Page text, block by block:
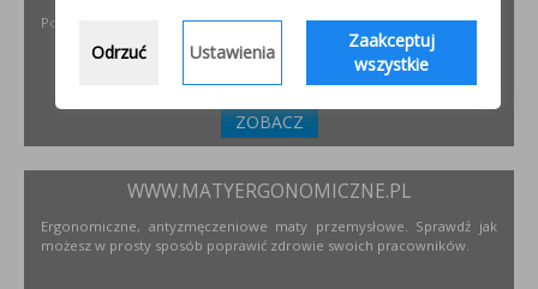
Polski producent materiałów ściernych dla przemysłu
ZOBACZ
WWW.MATYERGONOMICZNE.PL
Ergonomiczne, antyzmęczeniowe maty przemysłowe. Sprawdź jak
możesz w prosty sposób poprawić zdrowie swoich pracowników.
Odrzuć Ustawienia
Zaakceptuj
wszystkie